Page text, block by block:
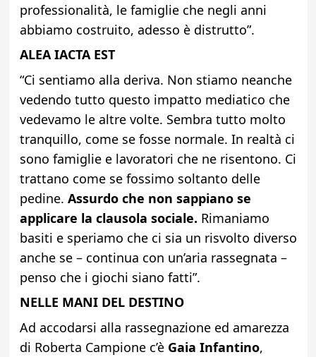
professionalità, le famiglie che negli anni
abbiamo costruito, adesso è distrutto”.
ALEA IACTA EST
“Ci sentiamo alla deriva. Non stiamo neanche
vedendo tutto questo impatto mediatico che
vedevamo le altre volte. Sembra tutto molto
tranquillo, come se fosse normale. In realtà ci
sono famiglie e lavoratori che ne risentono. Ci
trattano come se fossimo soltanto delle
pedine. Assurdo che non sappiano se
applicare la clausola sociale. Rimaniamo
basiti e speriamo che ci sia un risvolto diverso
anche se – continua con un’aria rassegnata –
penso che i giochi siano fatti”.
NELLE MANI DEL DESTINO
Ad accodarsi alla rassegnazione ed amarezza
di Roberta Campione c’è Gaia Infantino,